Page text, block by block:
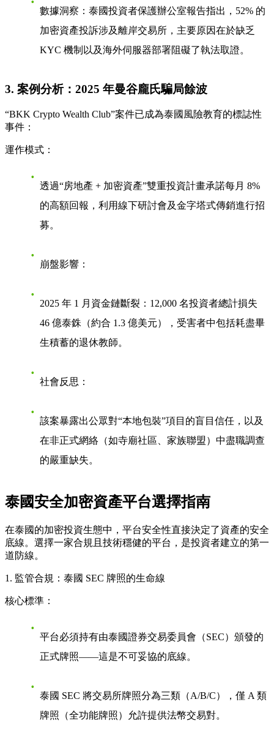
數據洞察：泰國投資者保護辦公室報告指出，52% 的
加密資產投訴涉及離岸交易所，主要原因在於缺乏
KYC 機制以及海外伺服器部署阻礙了執法取證。
3. 案例分析：2025 年曼谷龐氏騙局餘波
“BKK Crypto Wealth Club”案件已成為泰國風險教育的標誌性
事件：
運作模式：
透過“房地產 + 加密資產”雙重投資計畫承諾每月 8%
的高額回報，利用線下研討會及金字塔式傳銷進行招
募。
崩盤影響 ：
2025 年 1 月資金鏈斷裂：12,000 名投資者總計損失
46 億泰銖（約合 1.3 億美元），受害者中包括耗盡畢
生積蓄的退休教師。
社會反思 ：
該案暴露出公眾對“本地包裝”項目的盲目信任，以及
在非正式網絡（如寺廟社區、家族聯盟）中盡職調查
的嚴重缺失。
泰國安全加密資產平台選擇指南
在泰國的加密投資生態中，平台安全性直接決定了資產的安全
底線。選擇一家合規且技術穩健的平台，是投資者建立的第一
道防線。
1. 監管合規：泰國 SEC 牌照的生命線
核心標準：
平台必須持有由泰國證券交易委員會（SEC）頒發的
正式牌照——這是不可妥協的底線。
泰國 SEC 將交易所牌照分為三類（A/B/C），僅 A 類
牌照（全功能牌照）允許提供法幣交易對。